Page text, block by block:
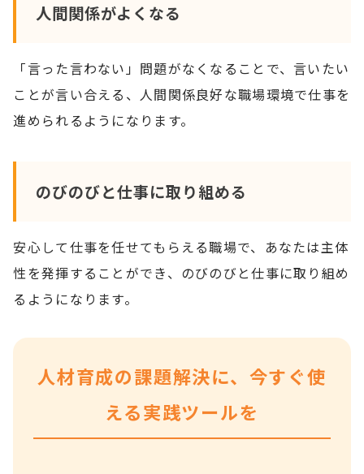
人間関係がよくなる
「言った言わない」問題がなくなることで、言いたい
ことが言い合える、人間関係良好な職場環境で仕事を
進められるようになります。
のびのびと仕事に取り組める
安心して仕事を任せてもらえる職場で、あなたは主体
性を発揮することができ、のびのびと仕事に取り組め
るようになります。
人材育成の課題解決に、今すぐ使
える実践ツールを